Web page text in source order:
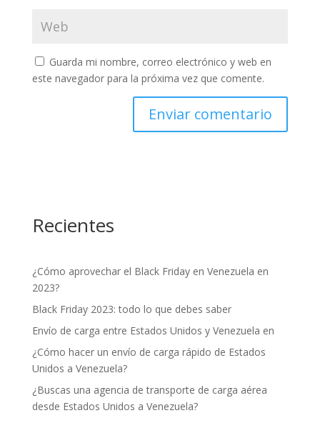
Guarda mi nombre, correo electrónico y web en
este navegador para la próxima vez que comente.
Recientes
¿Cómo aprovechar el Black Friday en Venezuela en
2023?
Black Friday 2023: todo lo que debes saber
Envío de carga entre Estados Unidos y Venezuela en
¿Cómo hacer un envío de carga rápido de Estados
Unidos a Venezuela?
¿Buscas una agencia de transporte de carga aérea
desde Estados Unidos a Venezuela?